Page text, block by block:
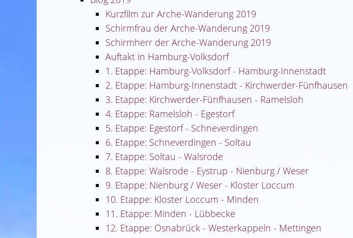
Kurzfilm zur Arche-Wanderung 2019
Schirmfrau der Arche-Wanderung 2019
Schirmherr der Arche-Wanderung 2019
Auftakt in Hamburg-Volksdorf
1. Etappe: Hamburg-Volksdorf - Hamburg-Innenstadt
2. Etappe: Hamburg-Innenstadt - Kirchwerder-Fünfhausen
3. Etappe: Kirchwerder-Fünfhausen - Ramelsloh
4. Etappe: Ramelsloh - Egestorf
5. Etappe: Egestorf - Schneverdingen
6. Etappe: Schneverdingen - Soltau
7. Etappe: Soltau - Walsrode
8. Etappe: Walsrode - Eystrup - Nienburg / Weser
9. Etappe: Nienburg / Weser - Kloster Loccum
10. Etappe: Kloster Loccum - Minden
11. Etappe: Minden - Lübbecke
12. Etappe: Osnabrück - Westerkappeln - Mettingen